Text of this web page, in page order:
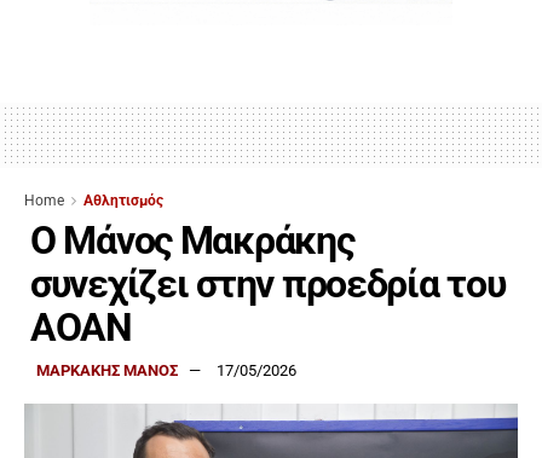
Home Αθλητισμός
Ο Μάνος Μακράκης
συνεχίζει στην προεδρία του
ΑΟΑΝ
ΜΑΡΚΑΚΗΣ ΜΑΝΟΣ 17/05/2026